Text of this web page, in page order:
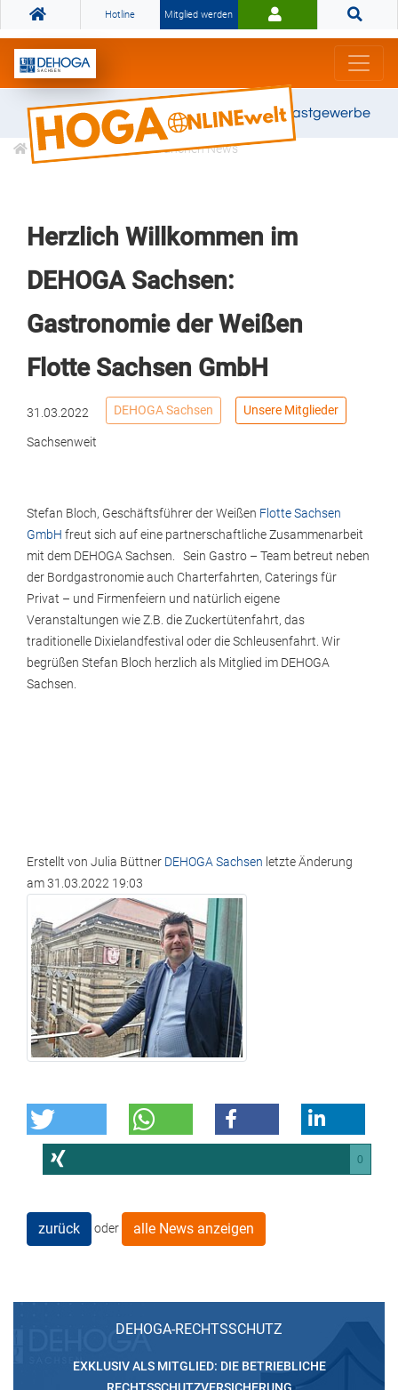
Hotline Mitglied werden
Gemeinsam stark für das Gastgewerbe
Informationen Branchen News
Herzlich Willkommen im
DEHOGA Sachsen:
Gastronomie der Weißen
Flotte Sachsen GmbH
31.03.2022 DEHOGA Sachsen Unsere Mitglieder
Sachsenweit
Stefan Bloch, Geschäftsführer der Weißen Flotte Sachsen
GmbH freut sich auf eine partnerschaftliche Zusammenarbeit
mit dem DEHOGA Sachsen. Sein Gastro – Team betreut neben
der Bordgastronomie auch Charterfahrten, Caterings für
Privat – und Firmenfeiern und natürlich eigene
Veranstaltungen wie Z.B. die Zuckertütenfahrt, das
traditionelle Dixielandfestival oder die Schleusenfahrt. Wir
begrüßen Stefan Bloch herzlich als Mitglied im DEHOGA
Sachsen.
Erstellt von Julia Büttner DEHOGA Sachsen letzte Änderung
am31.03.2022 19:03
0
zurück oder alle News anzeigen
DEHOGA-RECHTSSCHUTZ
EXKLUSIV ALS MITGLIED: DIE BETRIEBLICHE